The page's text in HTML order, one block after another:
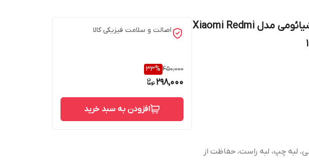
کیف چرمی موبایل جاکارتی مگنتی شیائومی مدل Xiaomi Redmi
لبه چپ، لبه راست، حفاظت از
اصالت و سلامت فیزیکی کالا
450,000
33%
298,000
افزودن به سبد خرید